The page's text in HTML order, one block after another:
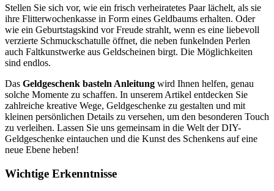
Stellen Sie sich vor, wie ein frisch verheiratetes Paar lächelt, als sie
ihre Flitterwochenkasse in Form eines Geldbaums erhalten. Oder
wie ein Geburtstagskind vor Freude strahlt, wenn es eine liebevoll
verzierte Schmuckschatulle öffnet, die neben funkelnden Perlen
auch Faltkunstwerke aus Geldscheinen birgt. Die Möglichkeiten
sind endlos.
Das Geldgeschenk basteln Anleitung wird Ihnen helfen, genau
solche Momente zu schaffen. In unserem Artikel entdecken Sie
zahlreiche kreative Wege, Geldgeschenke zu gestalten und mit
kleinen persönlichen Details zu versehen, um den besonderen Touch
zu verleihen. Lassen Sie uns gemeinsam in die Welt der DIY-
Geldgeschenke eintauchen und die Kunst des Schenkens auf eine
neue Ebene heben!
Wichtige Erkenntnisse